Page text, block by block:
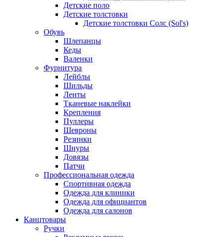
Детские поло
Детские толстовки
Детские толстовки Солс (Sol's)
Обувь
Шлепанцы
Кеды
Валенки
Фурнитура
Лейблы
Шильды
Ленты
Тканевые наклейки
Крепления
Пуллеры
Шевроны
Резинки
Шнуры
Довязы
Патчи
Профессиональная одежда
Спортивная одежда
Одежда для клиники
Одежда для официантов
Одежда для салонов
Канцтовары
Ручки